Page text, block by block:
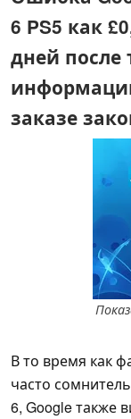
6 PS5 как
дней после
заказе
В то время как
часто
6, Google также